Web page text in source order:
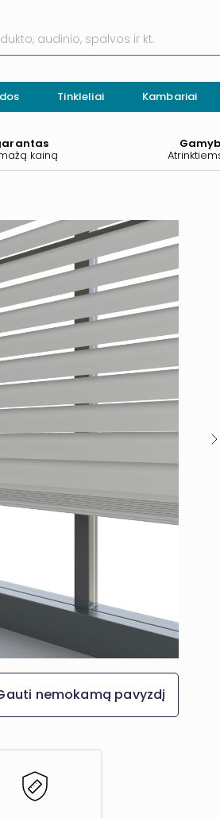
Tinkleliai Kambariai
kainą
nemokamą pavyzdį